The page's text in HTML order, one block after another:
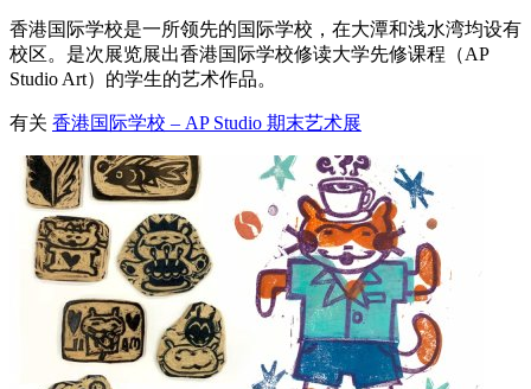
香港国际学校是一所领先的国际学校，在大潭和浅水湾均设有
校区。是次展览展出香港国际学校修读大学先修课程（AP
Studio Art）的学生的艺术作品。
有关 香港国际学校 – AP Studio 期末艺术展